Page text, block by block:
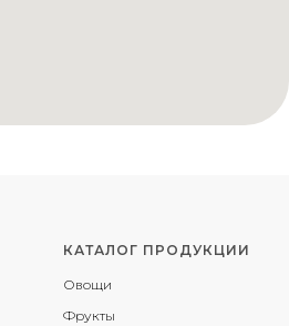
КАТАЛОГ ПРОДУКЦИИ
Овощи
Фрукты